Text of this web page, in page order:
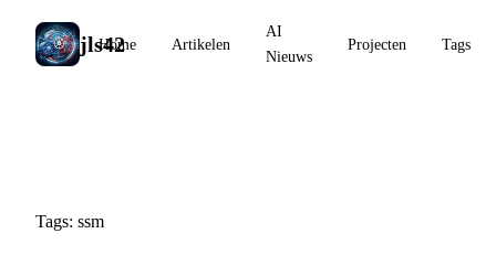
jls42
Home Artikelen
AI
Nieuws
Projecten Tags
Tags: ssm